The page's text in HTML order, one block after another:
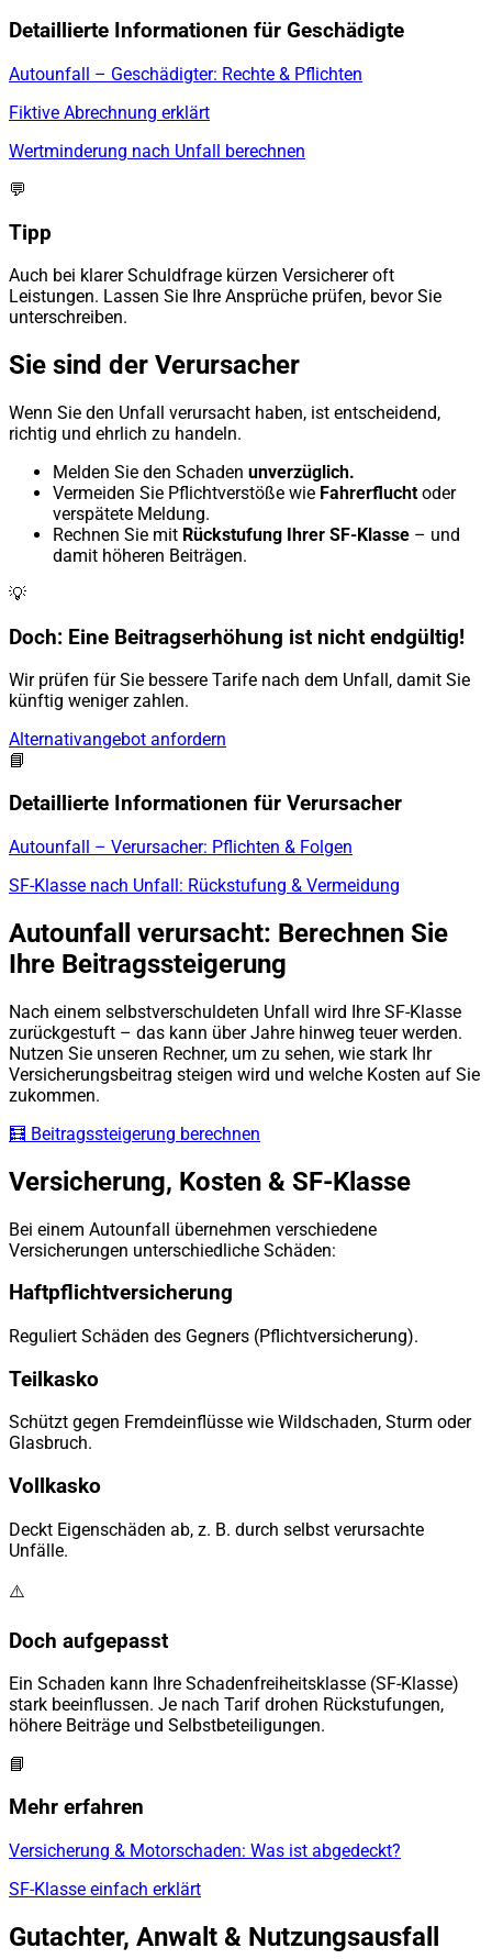
Detaillierte Informationen für Geschädigte
Autounfall – Geschädigter: Rechte & Pflichten
Fiktive Abrechnung erklärt
Wertminderung nach Unfall berechnen
💬
Tipp
Auch bei klarer Schuldfrage kürzen Versicherer oft
Leistungen. Lassen Sie Ihre Ansprüche prüfen, bevor Sie
unterschreiben.
Sie sind der Verursacher
Wenn Sie den Unfall verursacht haben, ist entscheidend,
richtig und ehrlich zu handeln.
Melden Sie den Schaden unverzüglich.
Vermeiden Sie Pflichtverstöße wie Fahrerflucht oder
verspätete Meldung.
Rechnen Sie mit Rückstufung Ihrer SF-Klasse – und
damit höheren Beiträgen.
💡
Doch: Eine Beitragserhöhung ist nicht endgültig!
Wir prüfen für Sie bessere Tarife nach dem Unfall, damit Sie
künftig weniger zahlen.
Alternativangebot anfordern
📘
Detaillierte Informationen für Verursacher
Autounfall – Verursacher: Pflichten & Folgen
SF-Klasse nach Unfall: Rückstufung & Vermeidung
Autounfall verursacht: Berechnen Sie
Ihre Beitragssteigerung
Nach einem selbstverschuldeten Unfall wird Ihre SF-Klasse
zurückgestuft – das kann über Jahre hinweg teuer werden.
Nutzen Sie unseren Rechner, um zu sehen, wie stark Ihr
Versicherungsbeitrag steigen wird und welche Kosten auf Sie
zukommen.
🧮 Beitragssteigerung berechnen
Versicherung, Kosten & SF-Klasse
Bei einem Autounfall übernehmen verschiedene
Versicherungen unterschiedliche Schäden:
Haftpflichtversicherung
Reguliert Schäden des Gegners (Pflichtversicherung).
Teilkasko
Schützt gegen Fremdeinflüsse wie Wildschaden, Sturm oder
Glasbruch.
Vollkasko
Deckt Eigenschäden ab, z. B. durch selbst verursachte
Unfälle.
⚠️
Doch aufgepasst
Ein Schaden kann Ihre Schadenfreiheitsklasse (SF-Klasse)
stark beeinflussen. Je nach Tarif drohen Rückstufungen,
höhere Beiträge und Selbstbeteiligungen.
📘
Mehr erfahren
Versicherung & Motorschaden: Was ist abgedeckt?
SF-Klasse einfach erklärt
Gutachter, Anwalt & Nutzungsausfall